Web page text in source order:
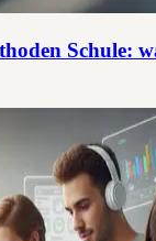
Schule: